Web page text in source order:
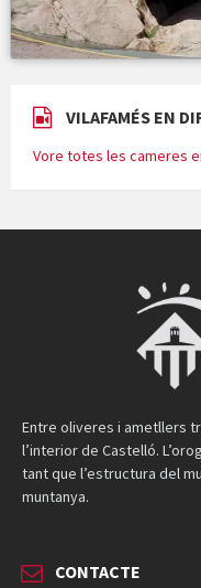
VILAFAMÉS EN
Vore totes les cameres
Entre oliveres i ametllers
l’interior de Castelló.
tant que l’estructura del
muntanya.
CONTACTE